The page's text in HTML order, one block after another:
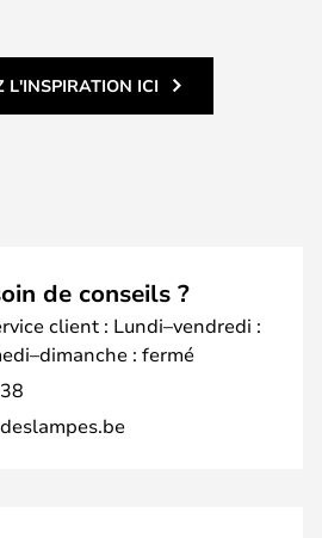
L'INSPIRATION ICI
de conseils ?
client : Lundi–vendredi :
: fermé